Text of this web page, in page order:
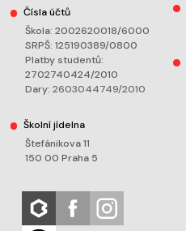
Čísla účtů
Škola: 2002620018/6000
SRPŠ: 125190389/0800
Platby studentů:
2702740424/2010
Dary: 2603044749/2010
Školní jídelna
Štefánikova 11
150 00 Praha 5